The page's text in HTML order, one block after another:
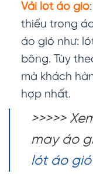
Vải lót áo gió
thiếu trong
áo gió như:
bông. Tùy
mà khách
hợp nhất.
>>>>>
may áo
lót áo gió